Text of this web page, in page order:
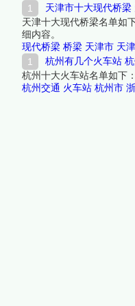
天津市十大现代桥
天津十大现代桥梁名单如
细内容。
现代桥梁 桥梁 天津市 天
杭州有几个火车站
杭州十大火车站名单如下
杭州交通 火车站 杭州市